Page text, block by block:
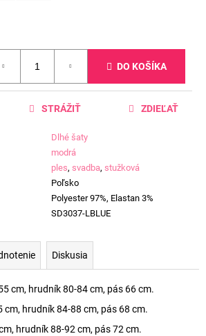
DO KOŠÍKA
Dlhé šaty
modrá
ples, svadba, stužková
Poľsko
Polyester 97%, Elastan 3%
SD3037-LBLUE
STRÁŽIŤ ZDIEĽAŤ
Diskusia
cm, hrudník 80-84 cm, pás 66 cm.
cm, hrudník 84-88 cm, pás 68 cm.
hrudník 88-92 cm, pás 72 cm.